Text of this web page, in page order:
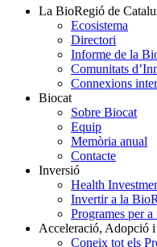
La BioRegió de
Ecosistema
Directori
Informe de la
Comunitats
Connexions
Biocat
Sobre Biocat
Equip
Memòria anual
Contacte
Inversió
Health
Invertir a la
Programes per a
Acceleració, Adopció
Coneix tot els